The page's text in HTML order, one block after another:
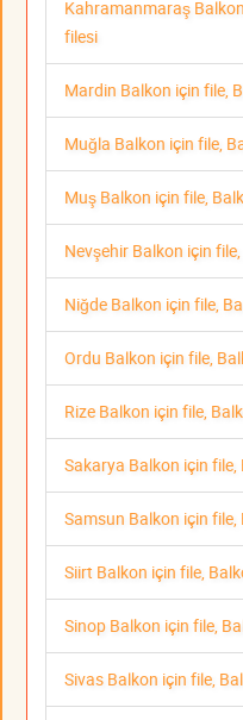
Kahramanmaraş
filesi
Mardin Balkon için file,
Muğla Balkon için file,
Muş Balkon için file,
Nevşehir Balkon için
Niğde Balkon için file,
Ordu Balkon için file,
Rize Balkon için file,
Sakarya Balkon için
Samsun Balkon için
Siirt Balkon için file,
Sinop Balkon için file,
Sivas Balkon için file,